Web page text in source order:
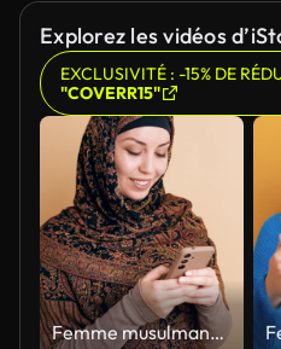
Explorez les vidéos
EXCLUSIVITÉ : -15% DE
"COVERR15"
Femme musulmane souriante portant un hijab, envoyant des textos sur un smartphone. Vertical